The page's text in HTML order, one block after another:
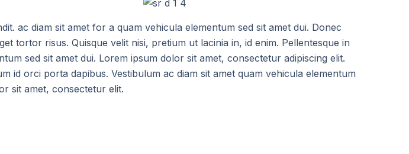
ac diam sit amet for a quam vehicula elementum sed sit amet dui. Donec
tortor risus. Quisque velit nisi, pretium ut lacinia in, id enim. Pellentesque in
sed sit amet dui. Lorem ipsum dolor sit amet, consectetur adipiscing elit.
id orci porta dapibus. Vestibulum ac diam sit amet quam vehicula elementum
sit amet, consectetur elit.